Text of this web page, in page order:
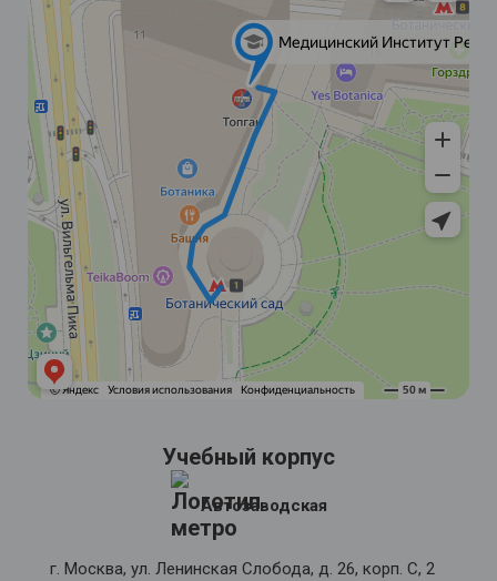
Учебный корпус
Автозаводская
г. Москва, ул. Ленинская Слобода, д. 26, корп. С, 2